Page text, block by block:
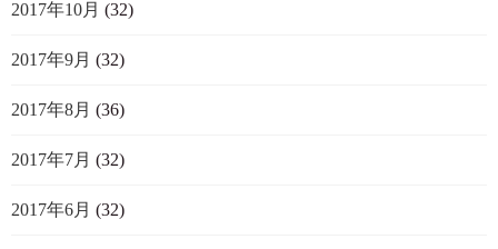
2017年10月 (32)
2017年9月 (32)
2017年8月 (36)
2017年7月 (32)
2017年6月 (32)